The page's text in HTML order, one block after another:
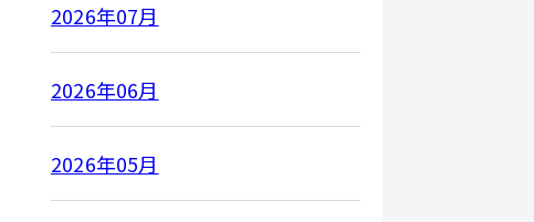
2026年07月
2026年06月
2026年05月